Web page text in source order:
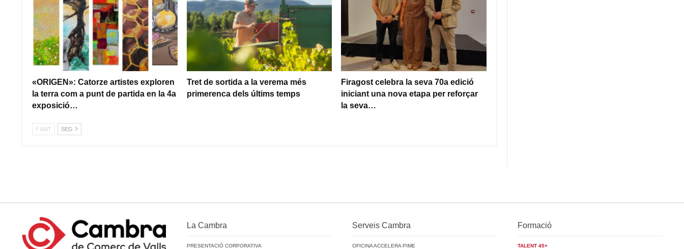
«ORIGEN»: Catorze artistes exploren
la terra com a punt de partida en la 4a
exposició…
Tret de sortida a la verema més
primerenca dels últims temps
Firagost celebra la seva 70a edició
iniciant una nova etapa per reforçar
la seva…
ANT SEG
La Cambra
PRESENTACIÓ CORPORATIVA
Serveis Cambra
OFICINA ACCELERA PIME
Formació
TALENT 45+